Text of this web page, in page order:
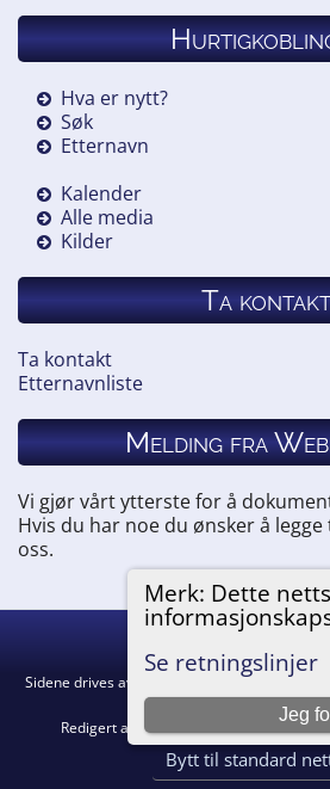
Merk: Dette
Se retningslinjer
Jeg
Hva er nytt?
Søk
Etternavn
Kalender
Alle media
Kilder
Ta
Ta kontakt
Etternavnliste
Melding fra
Vi gjør vårt ytterste for å
Hvis du har noe du ønsker å
oss.
Sidene drives av The Next Generation of
skrevet av Darrin Lythgoe ©
Redigert av
Agnar Merkesnes
Bytt til standard